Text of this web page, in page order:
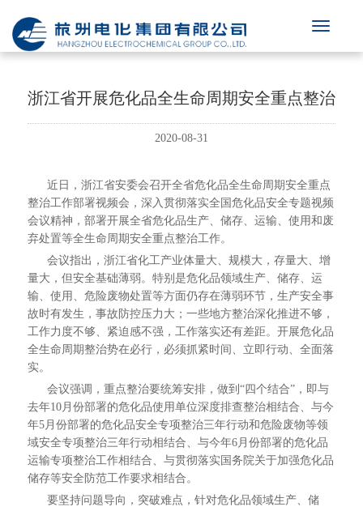
浙江省开展危化品全生命周期安全重点整治
2020-08-31
近日，浙江省安委会召开全省危化品全生命周期安全重点
整治工作部署视频会，深入贯彻落实全国危化品安全专题视频
会议精神，部署开展全省危化品生产、储存、运输、使用和废
弃处置等全生命周期安全重点整治工作。
会议指出，浙江省化工产业体量大、规模大，存量大、增
量大，但安全基础薄弱。特别是危化品领域生产、储存、运
输、使用、危险废物处置等方面仍存在薄弱环节，生产安全事
故时有发生，事故防控压力大；一些地方整治深化推进不够，
工作力度不够、紧迫感不强，工作落实还有差距。开展危化品
全生命周期整治势在必行，必须抓紧时间、立即行动、全面落
实。
会议强调，重点整治要统筹安排，做到“四个结合”，即与
去年10月份部署的危化品使用单位深度排查整治相结合、与今
年5月份部署的危化品安全专项整治三年行动和危险废物等领
域安全专项整治三年行动相结合、与今年6月份部署的危化品
运输专项整治工作相结合、与贯彻落实国务院关于加强危化品
储存等安全防范工作要求相结合。
要坚持问题导向，突破难点，针对危化品领域生产、储